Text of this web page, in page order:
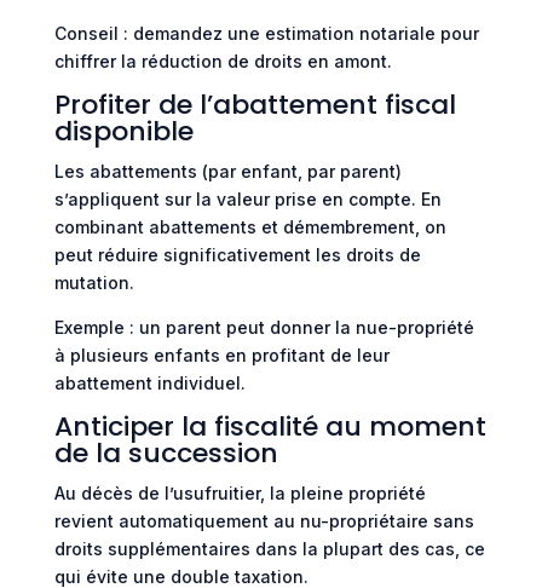
Conseil : demandez une estimation notariale pour
chiffrer la réduction de droits en amont.
Profiter de l’abattement fiscal
disponible
Les abattements (par enfant, par parent)
s’appliquent sur la valeur prise en compte. En
combinant abattements et démembrement, on
peut réduire significativement les droits de
mutation.
Exemple : un parent peut donner la nue-propriété
à plusieurs enfants en profitant de leur
abattement individuel.
Anticiper la fiscalité au moment
de la succession
Au décès de l’usufruitier, la pleine propriété
revient automatiquement au nu-propriétaire sans
droits supplémentaires dans la plupart des cas, ce
qui évite une double taxation.